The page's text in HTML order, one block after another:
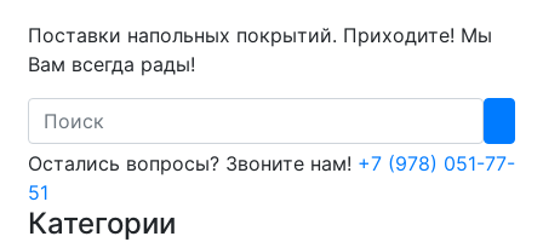
Поставки напольных покрытий. Приходите! Мы
Вам всегда рады!
Search
Остались вопросы? Звоните нам! +7 (978) 051-77-
51
Категории